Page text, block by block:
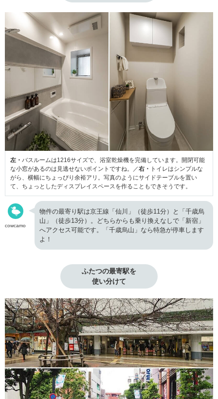
左・ バスルームは1216サイズで、浴室乾燥機を完備しています。開閉可能
な小窓があるのは見逃せないポイントですね。／右・ トイレはシンプルな
がら、横幅にちょっぴり余裕アリ。写真のようにサイドテーブルを置い
て、ちょっとしたディスプレイスペースを作ることもできそうです。
cowcamo
物件の最寄り駅は京王線「仙川」（徒歩11分）と「千歳烏
山」（徒歩13分）。どちらからも乗り換えなしで「新宿」
へアクセス可能です。「千歳烏山」なら特急が停車します
よ！
ふたつの最寄駅を
使い分けて